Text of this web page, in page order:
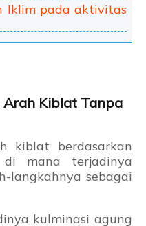
Iklim pada aktivitas
Kiblat Tanpa
kiblat berdasarkan
mana terjadinya
langkahnya sebagai
kulminasi agung